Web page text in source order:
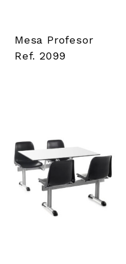
Mesa Profesor
Ref. 2099